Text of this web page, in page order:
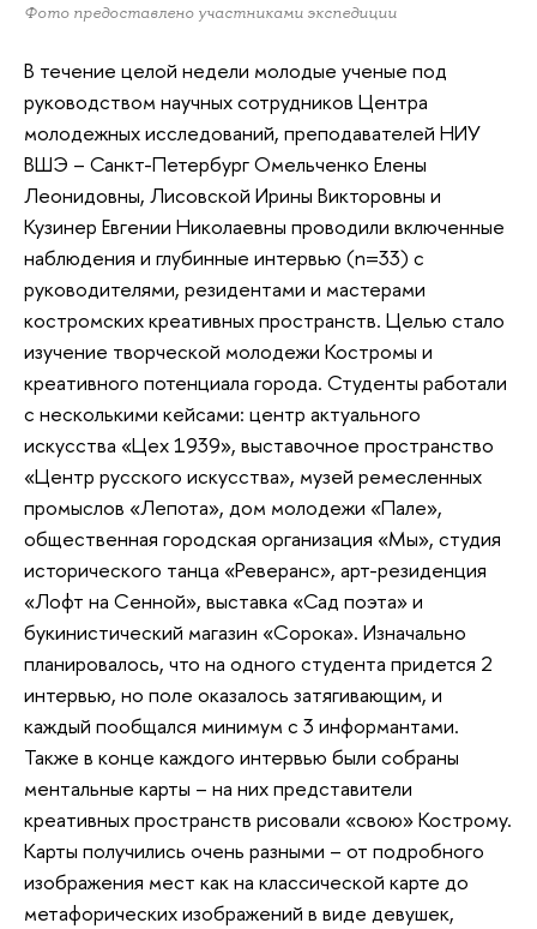
Фото предоставлено участниками экспедиции
В течение целой недели молодые ученые под
руководством научных сотрудников Центра
молодежных исследований, преподавателей НИУ
ВШЭ – Санкт-Петербург Омельченко Елены
Леонидовны, Лисовской Ирины Викторовны и
Кузинер Евгении Николаевны проводили включенные
наблюдения и глубинные интервью (n=33) с
руководителями, резидентами и мастерами
костромских креативных пространств. Целью стало
изучение творческой молодежи Костромы и
креативного потенциала города. Студенты работали
с несколькими кейсами: центр актуального
искусства «Цех 1939», выставочное пространство
«Центр русского искусства», музей ремесленных
промыслов «Лепота», дом молодежи «Пале»,
общественная городская организация «Мы», студия
исторического танца «Реверанс», арт-резиденция
«Лофт на Сенной», выставка «Сад поэта» и
букинистический магазин «Сорока». Изначально
планировалось, что на одного студента придется 2
интервью, но поле оказалось затягивающим, и
каждый пообщался минимум с 3 информантами.
Также в конце каждого интервью были собраны
ментальные карты – на них представители
креативных пространств рисовали «свою» Кострому.
Карты получились очень разными – от подробного
изображения мест как на классической карте до
метафорических изображений в виде девушек,